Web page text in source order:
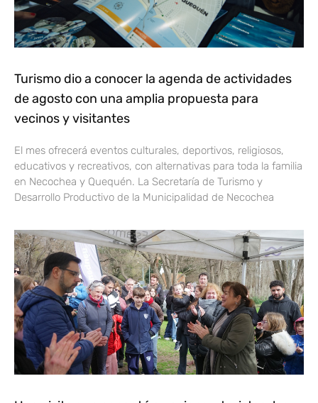
Turismo dio a conocer la agenda de actividades
de agosto con una amplia propuesta para
vecinos y visitantes
El mes ofrecerá eventos culturales, deportivos, religiosos,
educativos y recreativos, con alternativas para toda la familia
en Necochea y Quequén. La Secretaría de Turismo y
Desarrollo Productivo de la Municipalidad de Necochea